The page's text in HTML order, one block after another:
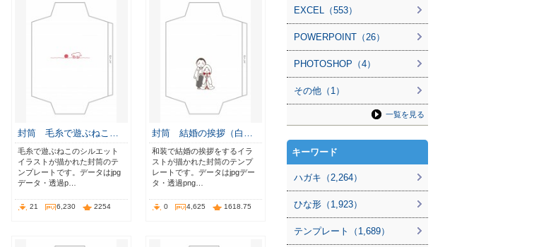
封筒 毛糸で遊ぶねこ…
毛糸で遊ぶねこのシルエット
イラストが描かれた封筒のテ
ンプレートです。データはjpg
データ・透過p…
21 6,230 2254
封筒 結婚の挨拶（白…
和装で結婚の挨拶をするイラ
ストが描かれた封筒のテンプ
レートです。データはjpgデー
タ・透過png…
0 4,625 1618.75
EXCEL（553）
POWERPOINT（26）
PHOTOSHOP（4）
その他（1）
一覧を見る
キーワード
ハガキ（2,264）
ひな形（1,923）
テンプレート（1,689）